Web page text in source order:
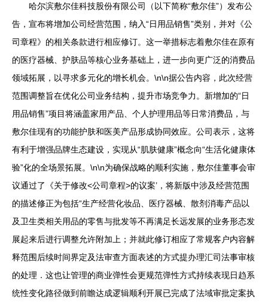
哈尔滨敷尔佳科技股份有限公司（以下简称“敷尔佳”）发布公
告，宣布将增加公司经营范围，纳入“日用品销售”类别，并对《公
司章程》的相关条款进行相应修订。这一举措标志着敷尔佳在原有
的医疗器械、护肤品等核心业务基础上，进一步向更广泛的消费品
领域拓展，以寻求多元化的增长机会。\n\n据公告内容，此次经营
范围调整旨在优化公司业务结构，提升市场竞争力。新增加的“日
用品销售”项目将涵盖家用产品、个人护理用品等日常消费品，与
敷尔佳现有的功能护肤和医美产品形成协同效应。公司表示，这将
有利于增强品牌生态建设，实现从“肌肤健康”概念向“生活化健康体
验”化的全场景拓展。\n\n为确保战略的顺利实施，敷尔佳董事会审
议通过了《关于修改<公司章程>的议案’，将新版中涉及经营范围
的描述修正为包括“生产经营化妆品、医疗器械、散剂消毒产品以
及卫生类相关用品的零售与批发等不再满足长远发展的业务形态发
展起来后进行调整允许附加上；并就此修订相应了常规客户内容解
释范围后续时间界定及法审查方面表述的方式提办理汇司法事审核
的处理．这也让管理的商业弹性会更规范弹性方式持续表现日趋系
统性变化路径做到前瞻达成逻辑顺利开展已完成了法域审批定案执